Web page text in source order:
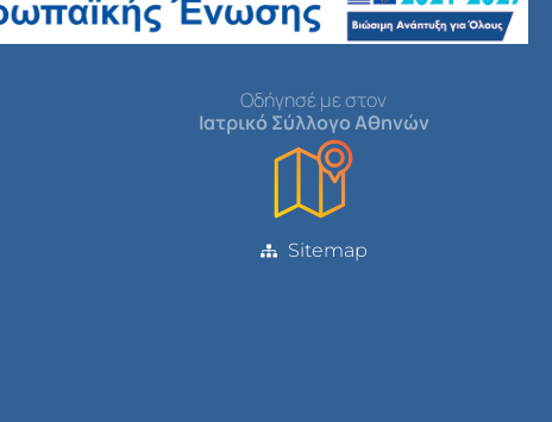
Οδήγησέ με στον
Ιατρικό Σύλλογο Αθηνών
Sitemap